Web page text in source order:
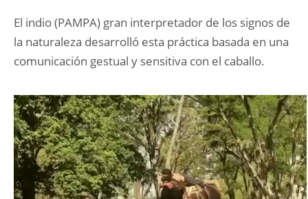
El indio (PAMPA) gran interpretador de los signos de
la naturaleza desarrolló esta práctica basada en una
comunicación gestual y sensitiva con el caballo.